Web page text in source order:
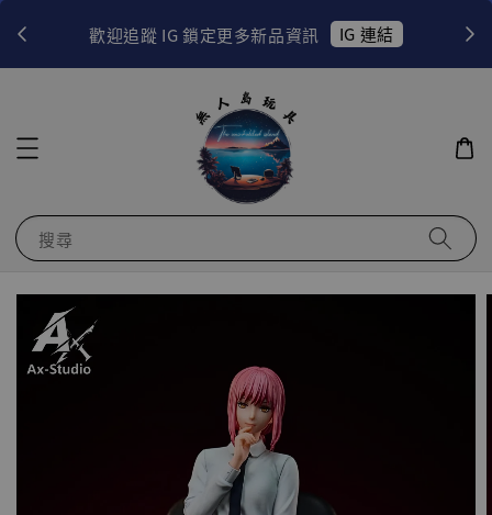
歡迎追蹤 IG 鎖定更多新品資訊 IG 連結
搜尋